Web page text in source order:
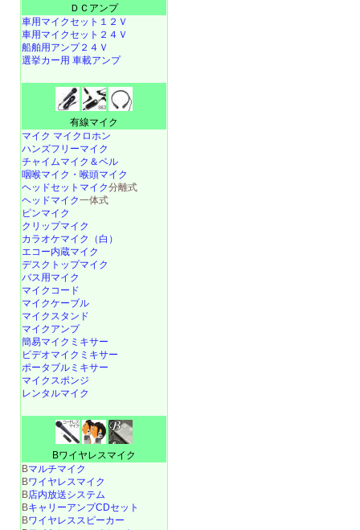
ＤＣアンプ
車用マイクセット１２Ｖ
車用マイクセット２４Ｖ
船舶用アンプ２４Ｖ
選挙カー用 車載アンプ
有線マイク
マイク マイクロホン
ハンズフリーマイク
チャイムマイク＆ベル
咽喉マイク・喉頭マイク
ヘッドセットマイク分離式
ヘッドマイク一体式
ピンマイク
クリップマイク
カラオケマイク（白）
エコー内蔵マイク
デスクトップマイク
バス用マイク
マイクコード
マイクケーブル
マイクスタンド
マイクアンプ
簡易マイクミキサー
ビデオマイクミキサー
ポータブルミキサー
マイクスポンジ
レンタルマイク
Bワイヤレスマイク
Bマルチマイク
Bワイヤレスマイク
B店内放送システム
BキャリーアンプCDセット
Bワイヤレススピーカー